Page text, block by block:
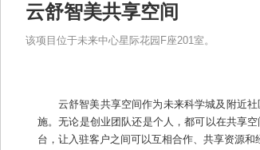
云舒智美共享空间
该项目位于未来中心星际花园F座201室。
云舒智美共享空间作为未来科学城及附近
施。无论是创业团队还是个人，都可以在共享
台，让入驻客户之间可以互相合作、共享资源